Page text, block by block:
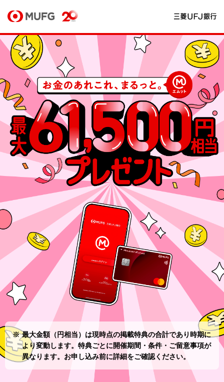
最大金額（円相当）は現時点の掲載特典の合計であり時期に
より変動します。特典ごとに開催期間・条件・ご留意事項が
異なります。お申し込み前に詳細をご確認ください。